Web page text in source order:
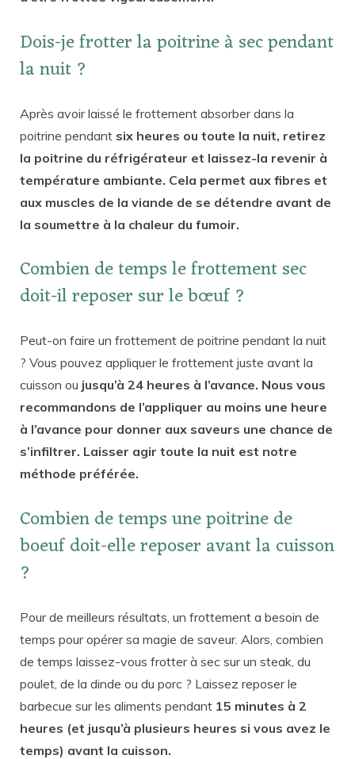
Dois-je frotter la poitrine à sec pendant
la nuit ?
Après avoir laissé le frottement absorber dans la
poitrine pendant six heures ou toute la nuit, retirez
la poitrine du réfrigérateur et laissez-la revenir à
température ambiante. Cela permet aux fibres et
aux muscles de la viande de se détendre avant de
la soumettre à la chaleur du fumoir.
Combien de temps le frottement sec
doit-il reposer sur le bœuf ?
Peut-on faire un frottement de poitrine pendant la nuit
? Vous pouvez appliquer le frottement juste avant la
cuisson ou jusqu’à 24 heures à l’avance. Nous vous
recommandons de l’appliquer au moins une heure
à l’avance pour donner aux saveurs une chance de
s’infiltrer. Laisser agir toute la nuit est notre
méthode préférée.
Combien de temps une poitrine de
boeuf doit-elle reposer avant la cuisson
?
Pour de meilleurs résultats, un frottement a besoin de
temps pour opérer sa magie de saveur. Alors, combien
de temps laissez-vous frotter à sec sur un steak, du
poulet, de la dinde ou du porc ? Laissez reposer le
barbecue sur les aliments pendant 15 minutes à 2
heures (et jusqu’à plusieurs heures si vous avez le
temps) avant la cuisson.